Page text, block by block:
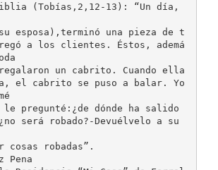
(Tobías,2,12-13): “Un día,
esposa),terminó una pieza de t
a los clientes. Éstos, ademá
un cabrito. Cuando ella
el cabrito se puso a balar. Yo
pregunté:¿de dónde ha salido
será robado?-Devuélvelo a su
cosas robadas”.
Pena